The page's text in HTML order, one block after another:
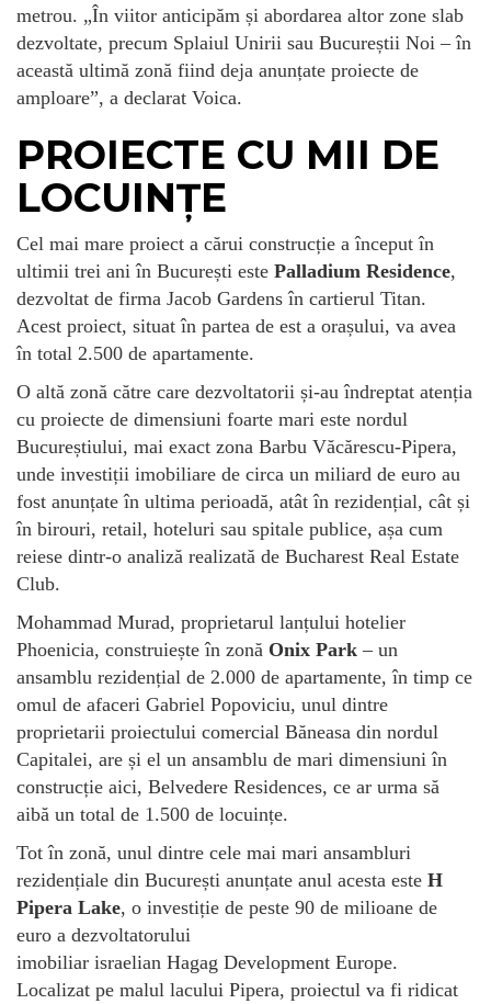
metrou. „În viitor anticipăm și abordarea altor zone slab
dezvoltate, precum Splaiul Unirii sau Bucureștii Noi – în
această ultimă zonă fiind deja anunțate proiecte de
amploare”, a declarat Voica.
PROIECTE CU MII DE
LOCUINȚE
Cel mai mare proiect a cărui construcție a început în
ultimii trei ani în București este Palladium Residence,
dezvoltat de firma Jacob Gardens în cartierul Titan.
Acest proiect, situat în partea de est a orașului, va avea
în total 2.500 de apartamente.
O altă zonă către care dezvoltatorii și-au îndreptat atenția
cu proiecte de dimensiuni foarte mari este nordul
Bucureștiului, mai exact zona Barbu Văcărescu-Pipera,
unde investiții imobiliare de circa un miliard de euro au
fost anunțate în ultima perioadă, atât în rezidențial, cât și
în birouri, retail, hoteluri sau spitale publice, așa cum
reiese dintr-o analiză realizată de Bucharest Real Estate
Club.
Mohammad Murad, proprietarul lanțului hotelier
Phoenicia, construiește în zonă Onix Park – un
ansamblu rezidențial de 2.000 de apartamente, în timp ce
omul de afaceri Gabriel Popoviciu, unul dintre
proprietarii proiectului comercial Băneasa din nordul
Capitalei, are și el un ansamblu de mari dimensiuni în
construcție aici, Belvedere Residences, ce ar urma să
aibă un total de 1.500 de locuințe.
Tot în zonă, unul dintre cele mai mari ansambluri
rezidențiale din București anunțate anul acesta este H
Pipera Lake, o investiție de peste 90 de milioane de
euro a dezvoltatorului
imobiliar israelian Hagag Development Europe.
Localizat pe malul lacului Pipera, proiectul va fi ridicat